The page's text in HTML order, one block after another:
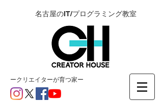
名古屋のIT/プログラミング教室
ー​クリエイターが育つ家ー